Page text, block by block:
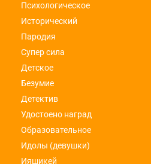
Психологическое
Исторический
Пародия
Супер сила
Детское
Безумие
Детектив
Удостоено наград
Образовательное
Идолы (девушки)
Ияшикей